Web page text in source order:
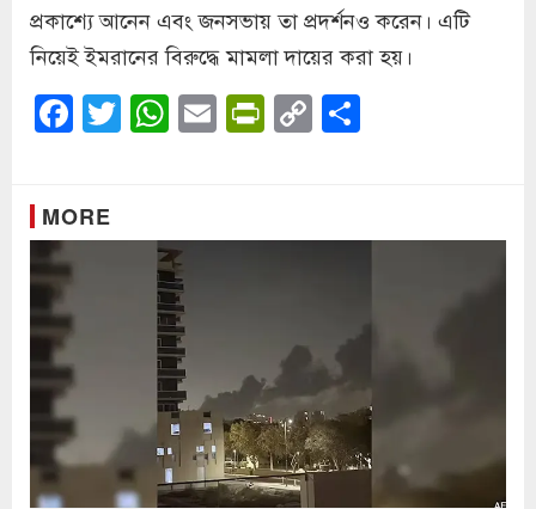
প্রকাশ্যে আনেন এবং জনসভায় তা প্রদর্শনও করেন। এটি
নিয়েই ইমরানের বিরুদ্ধে মামলা দায়ের করা হয়।
Facebook
Twitter
WhatsApp
EmailPrintFriendly
Copy
Link
MORE